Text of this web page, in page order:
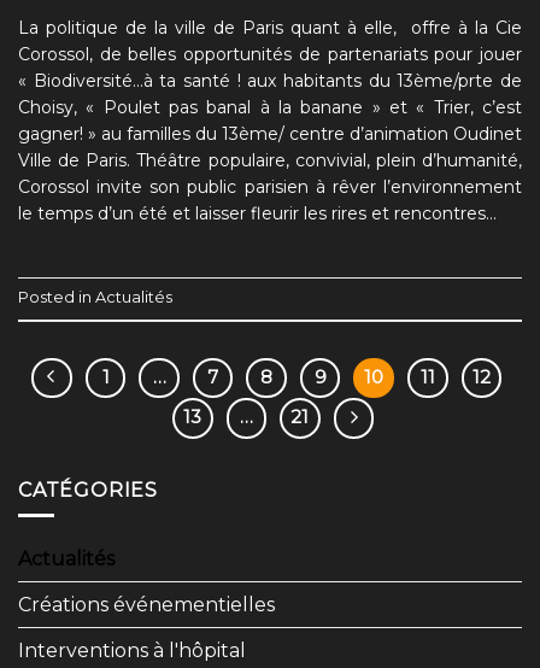
La politique de la ville de Paris quant à elle, offre à la Cie
Corossol, de belles opportunités de partenariats pour jouer
« Biodiversité…à ta santé ! aux habitants du 13ème/prte de
Choisy, « Poulet pas banal à la banane » et « Trier, c’est
gagner! » au familles du 13ème/ centre d’animation Oudinet
Ville de Paris. Théâtre populaire, convivial, plein d’humanité,
Corossol invite son public parisien à rêver l’environnement
le temps d’un été et laisser fleurir les rires et rencontres…
Posted in Actualités
1 … 7 8 9 10 11
12
13
… 21
CATÉGORIES
Actualités
Créations événementielles
Interventions à l'hôpital